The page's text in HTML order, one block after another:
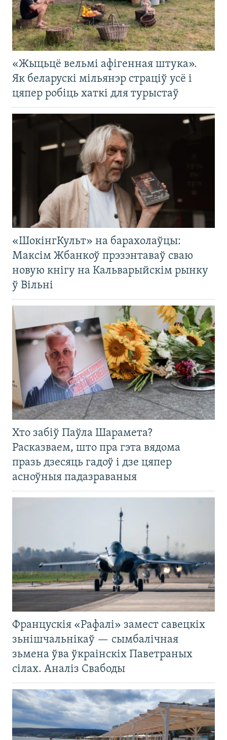
«Жыцьцё вельмі афігенная штука».
Як беларускі мільянэр страціў усё і
цяпер робіць хаткі для турыстаў
«ШокінгКульт» на барахолаўцы:
Максім Жбанкоў прэзэнтаваў сваю
новую кнігу на Кальварыйскім рынку
ў Вільні
Хто забіў Паўла Шарамета?
Расказваем, што пра гэта вядома
празь дзесяць гадоў і дзе цяпер
асноўныя падазраваныя
Францускія «Рафалі» замест савецкіх
зьнішчальнікаў — сымбалічная
зьмена ўва ўкраінскіх Паветраных
сілах. Аналіз Свабоды